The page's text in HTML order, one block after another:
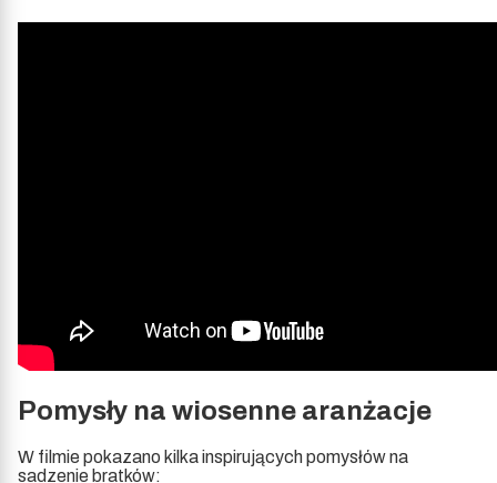
Pomysły na wiosenne aranżacje
W filmie pokazano kilka inspirujących pomysłów na
sadzenie bratków: